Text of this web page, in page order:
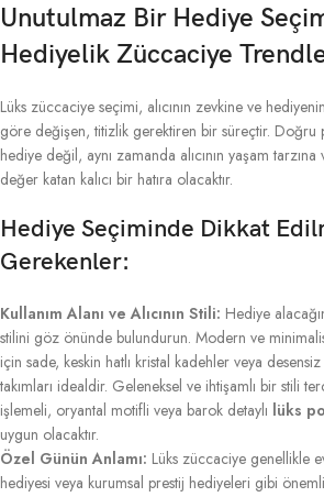
Unutulmaz Bir Hediye
Hediyelik Züccaciye
Lüks züccaciye seçimi, alıcının zevkine ve
göre değişen, titizlik gerektiren bir süreçtir.
hediye değil, aynı zamanda alıcının yaşam tarzına
değer katan kalıcı bir hatıra olacaktır.
Hediye Seçiminde Dikkat
Gerekenler:
Kullanım Alanı ve Alıcının Stili: Hediye
stilini göz önünde bulundurun. Modern ve
için sade, keskin hatlı kristal kadehler veya
takımları idealdir. Geleneksel ve ihtişamlı bir stili
işlemeli, oryantal motifli veya barok detaylı lüks
uygun olacaktır.
Özel Günün Anlamı: Lüks züccaciye genellikle
hediyesi veya kurumsal prestij hediyeleri gibi